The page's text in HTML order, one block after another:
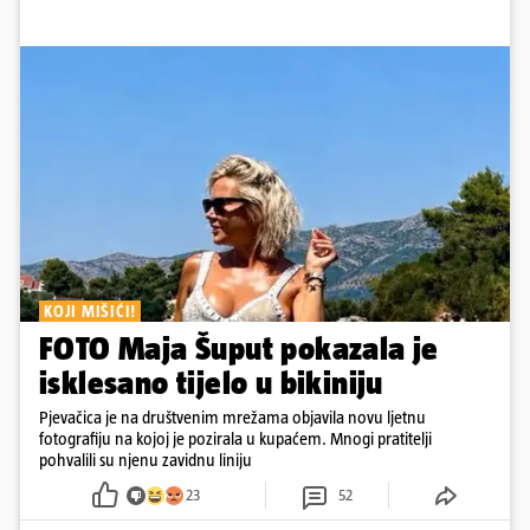
KOJI MIŠIĆI!
FOTO Maja Šuput pokazala je
isklesano tijelo u bikiniju
Pjevačica je na društvenim mrežama objavila novu ljetnu
fotografiju na kojoj je pozirala u kupaćem. Mnogi pratitelji
pohvalili su njenu zavidnu liniju
23 52